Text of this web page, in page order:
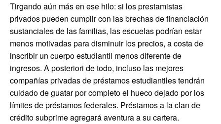
Tirgando aún más en ese hilo: si los prestamistas
privados pueden cumplir con las brechas de financiación
sustanciales de las familias, las escuelas podrían estar
menos motivadas para disminuir los precios, a costa de
inscribir un cuerpo estudiantil menos diferente de
ingresos. A posteriori de todo, incluso las mejores
compañías privadas de préstamos estudiantiles tendrán
cuidado de guatar por completo el hueco dejado por los
límites de préstamos federales. Préstamos a la clan de
crédito subprime agregará aventura a su cartera.